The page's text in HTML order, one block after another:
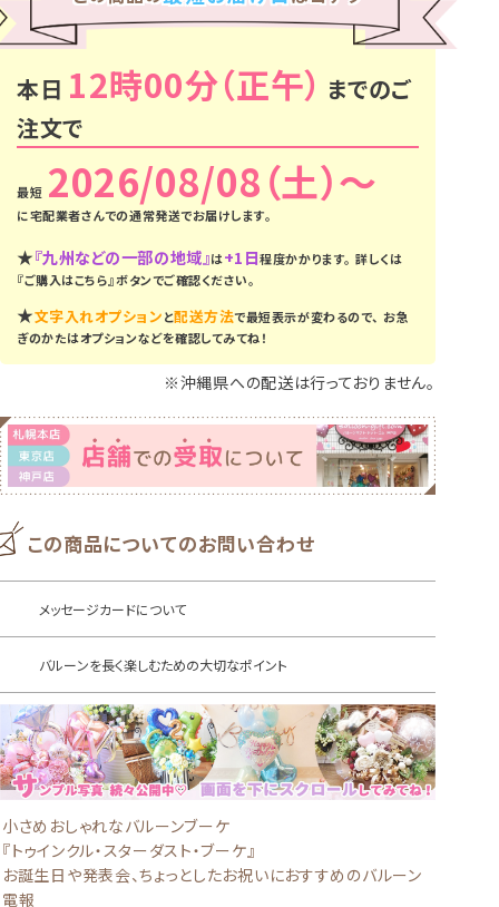
本日 12時00分
までのご
注文で
2026/08/08（土）
に宅配業者さんでの通常発送でお届けします。
★『九州などの一部の地域』は+1日程度かかります。 詳しくは
『ご購入はこちら』ボタンでご確認ください。
★文字入れオプションと配送方法で最短表示が変わるので、 お急
ぎのかたはオプションなどを確認してみてね！
※沖縄県への配送は行っておりません。
この商品についてのお問い合わせ
メッセージカードについて
バルーンを長く楽しむための大切なポイント
小さめおしゃれなバルーンブーケ
『トゥインクル・スターダスト・ブーケ』
お誕生日や発表会、ちょっとしたお祝いにおすすめのバルーン
電報